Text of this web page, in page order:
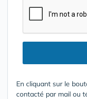
En cliquant sur le
contacté par mail ou